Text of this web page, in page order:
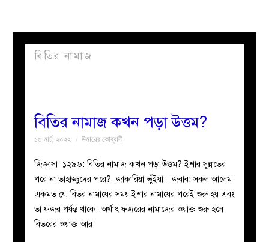
প্রবন্ধ
নারীদের
পাতা
ইসলাহী
মজলিস
বিতির নামাজ
বিতির নামাজ কখন পড়া উত্তম?
১৫ মার্চ, ২০২২ উমায়ের কোব্বাদী
জিজ্ঞাসা–১২৯৬: বিতির নামাজ কখন পড়া উত্তম? ইশার সুন্নতের
পরে না তাহাজ্জুদের পরে?–জাকারিয়া ভুঁইয়া। জবাব: সকল আলেম
একমত যে, বিতর নামাযের সময় ইশার নামাযের পরেই শুরু হয় এবং
তা ফজর পর্যন্ত থাকে। অর্থাৎ ফজরের নামাজের ওয়াক্ত শুরু হলে
বিতরের ওয়াক্ত আর